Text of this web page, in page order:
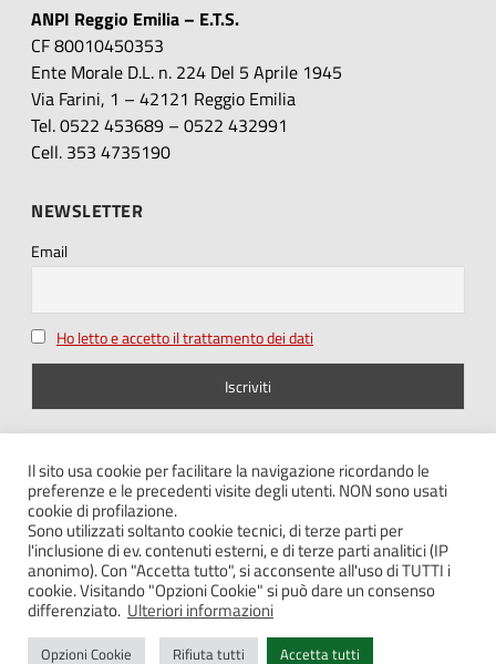
ANPI Reggio Emilia – E.T.S.
CF 80010450353
Ente Morale D.L. n. 224 Del 5 Aprile 1945
Via Farini, 1 – 42121 Reggio Emilia
Tel. 0522 453689 – 0522 432991
Cell. 353 4735190
NEWSLETTER
Email
Ho letto e accetto il trattamento dei dati
SEGUICI SU
Note legali – Privacy
Il sito usa cookie per facilitare la navigazione ricordando le
preferenze e le precedenti visite degli utenti. NON sono usati
cookie di profilazione.
Sono utilizzati soltanto cookie tecnici, di terze parti per
l'inclusione di ev. contenuti esterni, e di terze parti analitici (IP
anonimo). Con "Accetta tutto", si acconsente all'uso di TUTTI i
cookie. Visitando "Opzioni Cookie" si può dare un consenso
differenziato. Ulteriori informazioni
Opzioni Cookie Rifiuta tutti Accetta tutti